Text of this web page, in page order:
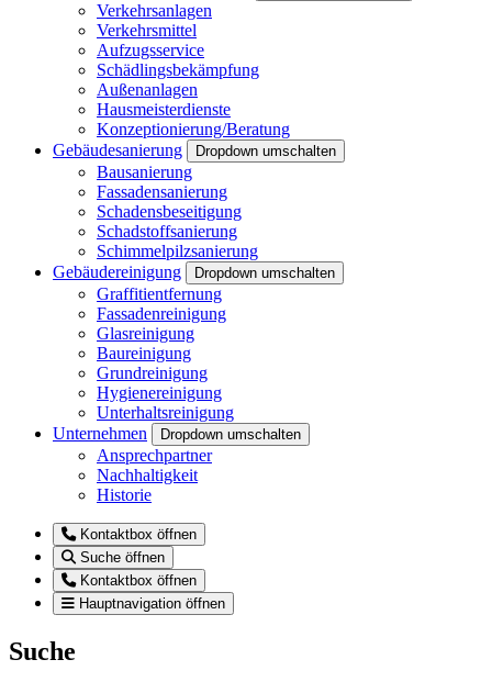
Verkehrsanlagen
Verkehrsmittel
Aufzugsservice
Schädlingsbekämpfung
Außenanlagen
Hausmeisterdienste
Konzeptionierung/Beratung
Gebäudesanierung
Dropdown umschalten
Bausanierung
Fassadensanierung
Schadensbeseitigung
Schadstoffsanierung
Schimmelpilzsanierung
Gebäudereinigung
Dropdown umschalten
Graffitientfernung
Fassadenreinigung
Glasreinigung
Baureinigung
Grundreinigung
Hygienereinigung
Unterhaltsreinigung
Unternehmen
Dropdown umschalten
Ansprechpartner
Nachhaltigkeit
Historie
Kontaktbox öffnen
Suche öffnen
Kontaktbox öffnen
Hauptnavigation öffnen
Suche